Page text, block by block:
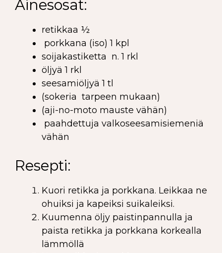
Ainesosat:
retikkaa ½
porkkana (iso) 1 kpl
soijakastiketta n. 1 rkl
öljyä 1 rkl
seesamiöljyä 1 tl
(sokeria tarpeen mukaan)
(aji-no-moto mauste vähän)
paahdettuja valkoseesamisiemeniä
vähän
Resepti:
Kuori retikka ja porkkana. Leikkaa ne
ohuiksi ja kapeiksi suikaleiksi.
Kuumenna öljy paistinpannulla ja
paista retikka ja porkkana korkealla
lämmöllä